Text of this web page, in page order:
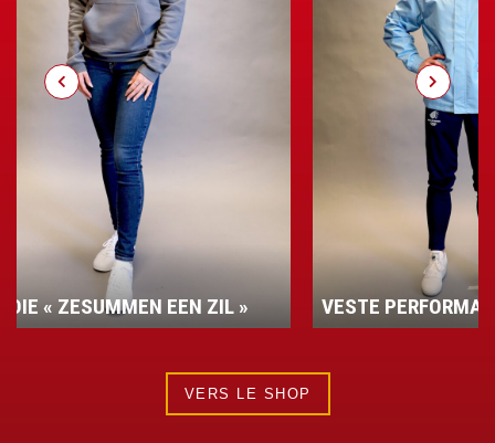
» VESTE PERFORMANCE T-
VERS LE SHOP